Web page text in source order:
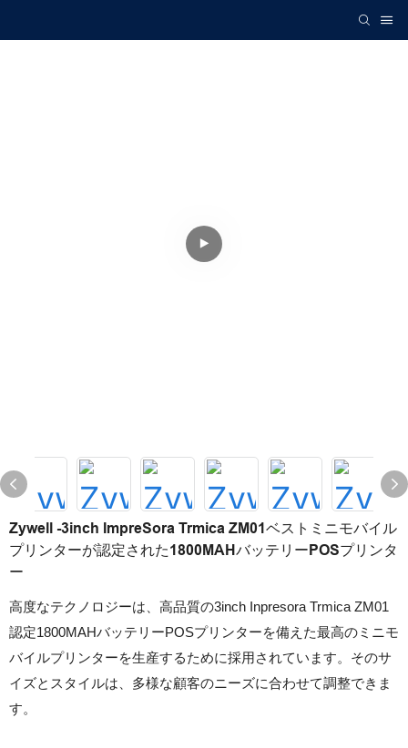
Zywell -3inch ImpreSora Trmica ZM01ベストミニモバイル
プリンターが認定された1800MAHバッテリーPOSプリンタ
ー
高度なテクノロジーは、高品質の3inch Inpresora Trmica ZM01
認定1800MAHバッテリーPOSプリンターを備えた最高のミニモ
バイルプリンターを生産するために採用されています。そのサ
イズとスタイルは、多様な顧客のニーズに合わせて調整できま
す。